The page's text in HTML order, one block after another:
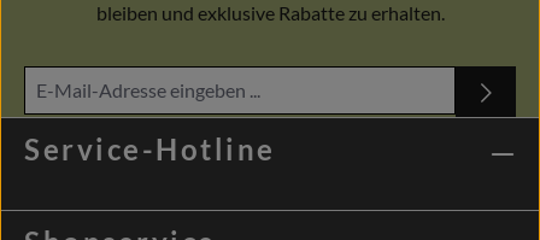
bleiben und exklusive Rabatte zu erhalten.
Service-Hotline